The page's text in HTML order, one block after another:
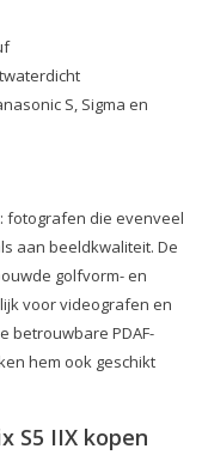
S, Sigma en
fotografen die evenveel
aan beeldkwaliteit. De
golfvorm- en
voor videografen en
betrouwbare PDAF-
hem ook geschikt
S5 IIX kopen